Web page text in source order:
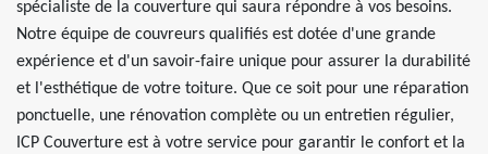
spécialiste de la couverture qui saura répondre à vos besoins.
Notre équipe de couvreurs qualifiés est dotée d'une grande
expérience et d'un savoir-faire unique pour assurer la durabilité
et l'esthétique de votre toiture. Que ce soit pour une réparation
ponctuelle, une rénovation complète ou un entretien régulier,
ICP Couverture est à votre service pour garantir le confort et la